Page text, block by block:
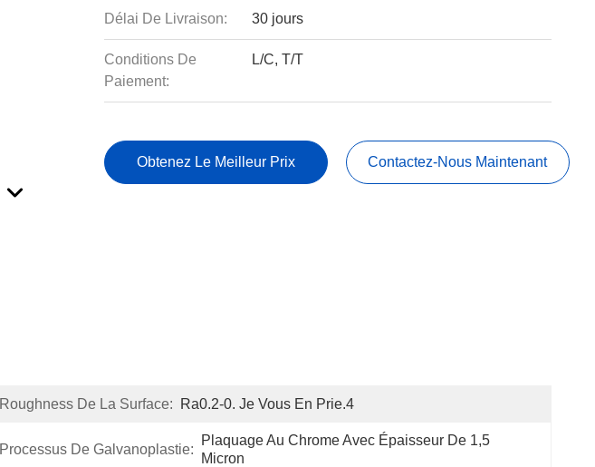
Délai De Livraison: 30 jours
Conditions De
Paiement:
L/C, T/T
Obtenez Le Meilleur Prix Contactez-Nous Maintenant
Roughness De La Surface: Ra0.2-0. Je Vous En Prie.4
Processus De Galvanoplastie:
Plaquage Au Chrome Avec Épaisseur De 1,5
Micron